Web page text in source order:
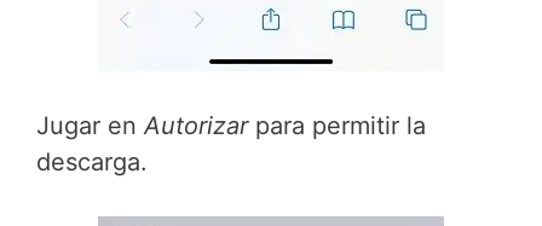
Jugar en Autorizarpara permitir la
descarga.